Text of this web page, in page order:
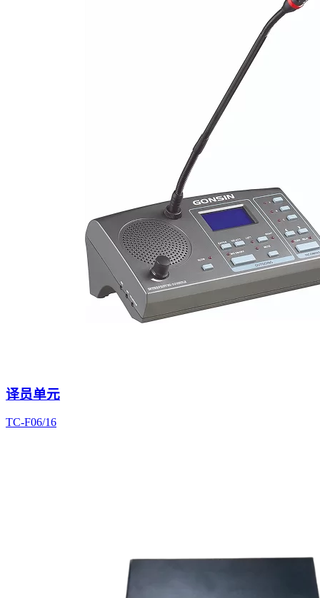
译员单元
TC-F06/16